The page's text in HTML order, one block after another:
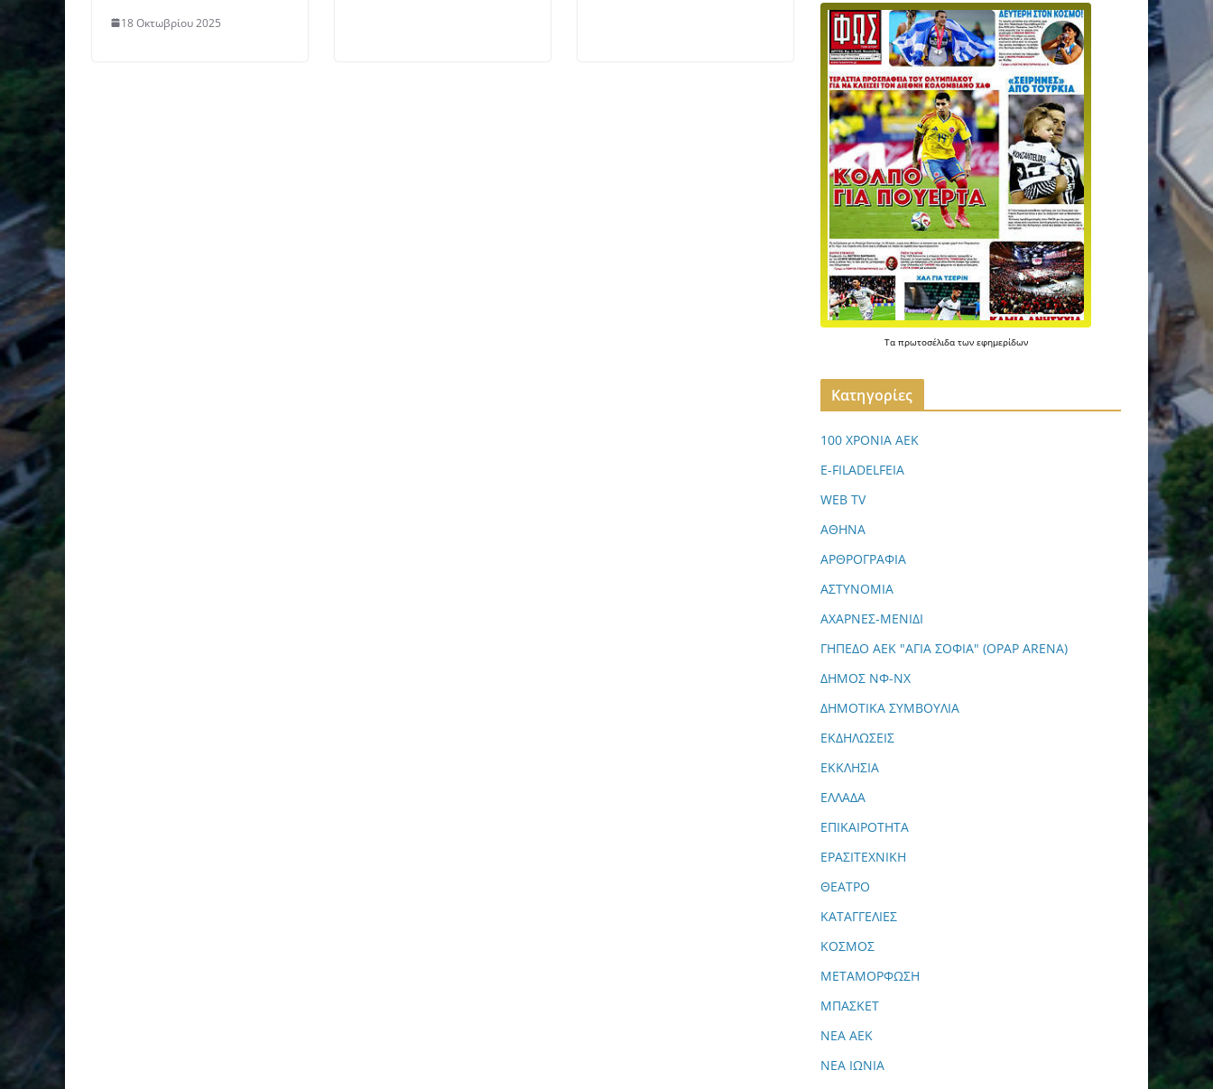
18 Οκτωβρίου 2025
Τα πρωτοσέλιδα των εφημερίδων
Kατηγορίες
100 ΧΡΟΝΙΑ ΑΕΚ
E-FILADELFEIA
WEB TV
ΑΘΗΝΑ
ΑΡΘΡΟΓΡΑΦΙΑ
ΑΣΤΥΝΟΜΙΑ
ΑΧΑΡΝΕΣ-ΜΕΝΙΔΙ
ΓΗΠΕΔΟ ΑΕΚ "ΑΓΙΑ ΣΟΦΙΑ" (OPAP ARENA)
ΔΗΜΟΣ ΝΦ-ΝΧ
ΔΗΜΟΤΙΚΑ ΣΥΜΒΟΥΛΙΑ
ΕΚΔΗΛΩΣΕΙΣ
ΕΚΚΛΗΣΙΑ
ΕΛΛΑΔΑ
ΕΠΙΚΑΙΡΟΤΗΤΑ
ΕΡΑΣΙΤΕΧΝΙΚΗ
ΘΕΑΤΡΟ
ΚΑΤΑΓΓΕΛΙΕΣ
ΚΟΣΜΟΣ
ΜΕΤΑΜΟΡΦΩΣΗ
ΜΠΑΣΚΕΤ
ΝΕΑ ΑΕΚ
ΝΕΑ ΙΩΝΙΑ